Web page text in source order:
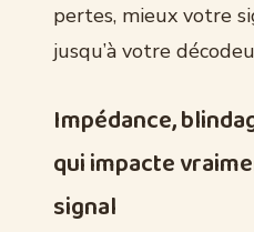
pertes, mieux votre
jusqu’à votre
Impédance,
qui impacte
signal